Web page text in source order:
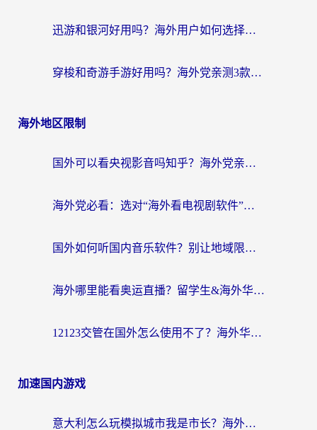
迅游和银河好用吗？海外用户如何选择回国加速器实现无缝访问国内资源
穿梭和奇游手游好用吗？海外党亲测3款回国加速器，附蜜蜂加速器七天试用攻略
海外地区限制
国外可以看央视影音吗知乎？海外党亲测有效的回国加速方案
海外党必看：选对“海外看电视剧软件”，再也不用愁国内剧刷不了
国外如何听国内音乐软件？别让地域限制，断了你的中文歌单
海外哪里能看奥运直播？留学生&海外华人必看的体育赛事观赛终极指南
12123交管在国外怎么使用不了？海外华人必看的无缝访问国内资源指南
加速国内游戏
意大利怎么玩模拟城市我是市长？海外党国服游戏加速终极攻略（附三国3量子特攻解决办法）